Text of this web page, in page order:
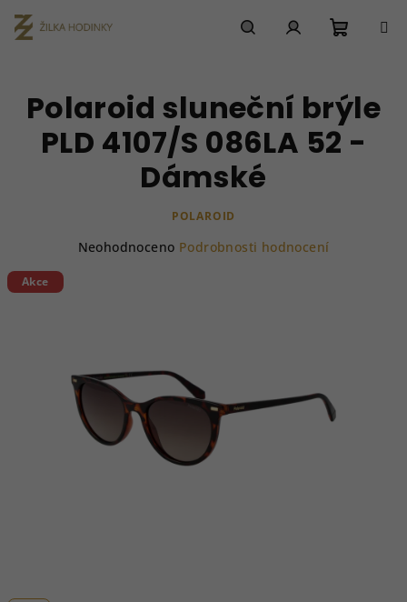
na
obsah
košík
Polaroid sluneční brýle
PLD 4107/S 086LA 52 -
Dámské
POLAROID
produktu
hvězdiček.
Neohodnoceno Podrobnosti hodnocení
Akce